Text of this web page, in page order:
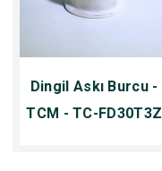
Dingil Askı Burcu -
TCM - TC-FD30T3Z